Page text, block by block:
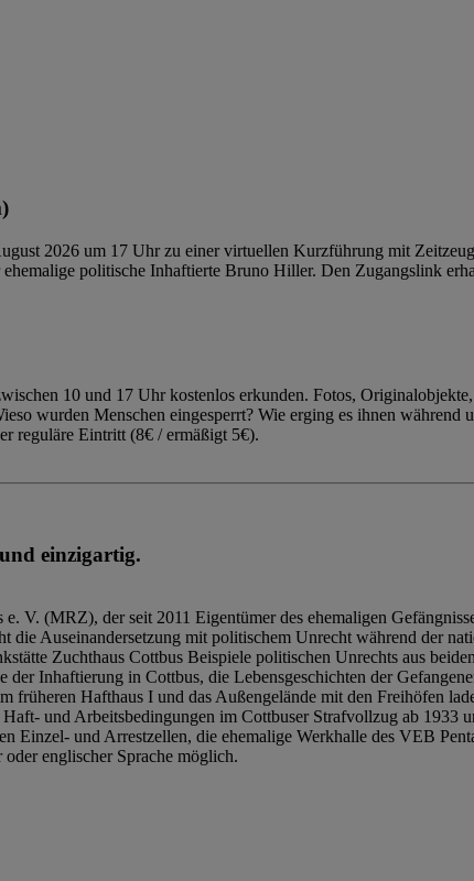
2026 um 17 Uhr zu einer virtuellen Kurzführung mit
politische Inhaftierte Bruno Hiller. Den Zugangslink
10 und 17 Uhr kostenlos erkunden. Fotos,
wurden Menschen eingesperrt? Wie erging es ihnen während
reguläre Eintritt (8€ / ermäßigt 5€).
einzigartig.
V. (MRZ), der seit 2011 Eigentümer des ehemaligen
die Auseinandersetzung mit politischem Unrecht während der
Zuchthaus Cottbus Beispiele politischen Unrechts aus
Inhaftierung in Cottbus, die Lebensgeschichten der
Hafthaus I und das Außengelände mit den Freihöfen
und Arbeitsbedingungen im Cottbuser Strafvollzug ab 1933
Einzel- und Arrestzellen, die ehemalige Werkhalle des VEB
englischer Sprache möglich.